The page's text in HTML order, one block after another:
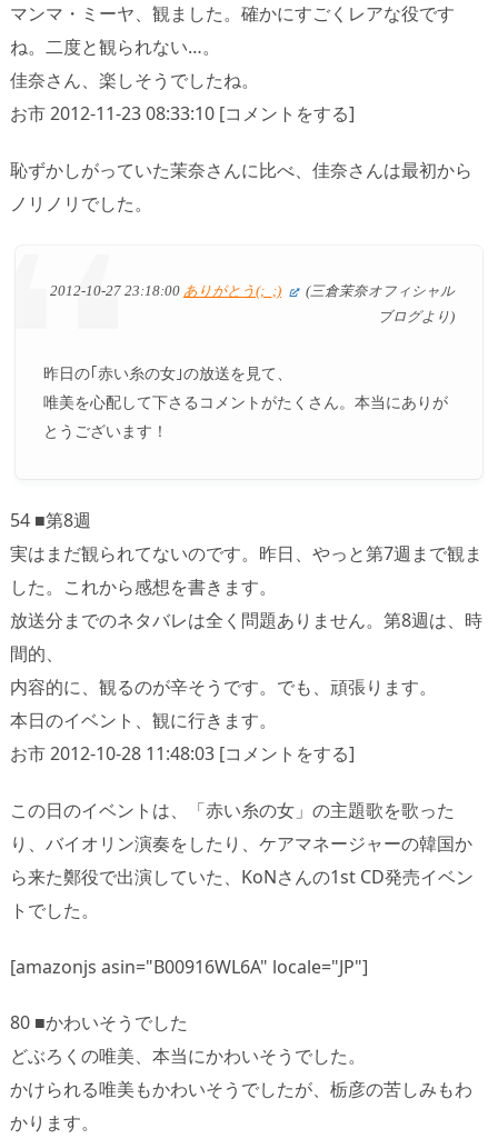
マンマ・ミーヤ、観ました。確かにすごくレアな役です
ね。二度と観られない…。
佳奈さん、楽しそうでしたね。
お市 2012-11-23 08:33:10 [コメントをする]
恥ずかしがっていた茉奈さんに比べ、佳奈さんは最初から
ノリノリでした。
2012-10-27 23:18:00 ありがとう(;_;)
(三倉茉奈オフィシャル
ブログより)
昨日の｢赤い糸の女｣の放送を見て、
唯美を心配して下さるコメントがたくさん。本当にありが
とうございます！
54 ■第8週
実はまだ観られてないのです。昨日、やっと第7週まで観ま
した。これから感想を書きます。
放送分までのネタバレは全く問題ありません。第8週は、時
間的、
内容的に、観るのが辛そうです。でも、頑張ります。
本日のイベント、観に行きます。
お市 2012-10-28 11:48:03 [コメントをする]
この日のイベントは、「赤い糸の女」の主題歌を歌った
り、バイオリン演奏をしたり、ケアマネージャーの韓国か
ら来た鄭役で出演していた、KoNさんの1st CD発売イベン
トでした。
[amazonjs asin="B00916WL6A" locale="JP"]
80 ■かわいそうでした
どぶろくの唯美、本当にかわいそうでした。
かけられる唯美もかわいそうでしたが、栃彦の苦しみもわ
かります。